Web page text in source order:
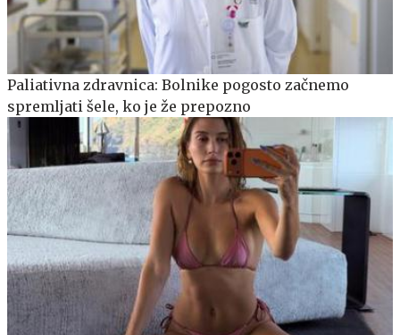
Paliativna zdravnica: Bolnike pogosto začnemo
spremljati šele, ko je že prepozno